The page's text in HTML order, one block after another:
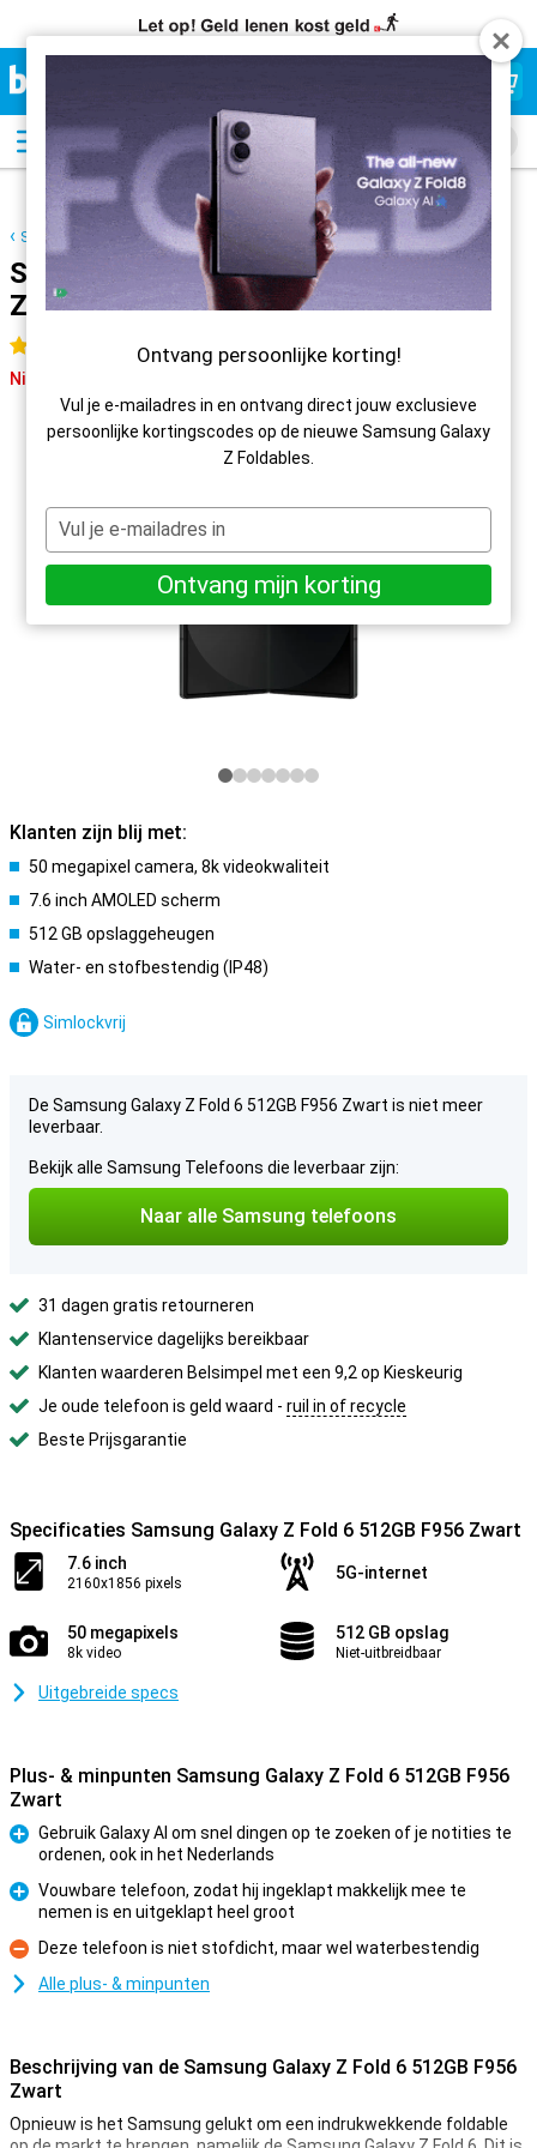
Beste Prijsgarantie
Samsung Galaxy Z Fold 6
Samsung Galaxy Z Fold 6 512GB F956
Zwart
4.5 sterren 8,9 Geweldig
Niet meer leverbaar
Klanten zijn blij met:
50 megapixel camera, 8k videokwaliteit
7.6 inch AMOLED scherm
512 GB opslaggeheugen
Water- en stofbestendig (IP48)
Simlockvrij
De Samsung Galaxy Z Fold 6 512GB F956 Zwart is niet meer
leverbaar.
Bekijk alle Samsung Telefoons die leverbaar zijn:
Naar alle Samsung telefoons
31 dagen gratis retourneren
Klantenservice dagelijks bereikbaar
Klanten waarderen Belsimpel met een 9,2 op Kieskeurig
Je oude telefoon is geld waard - ruil in of recycle
Beste Prijsgarantie
Specificaties Samsung Galaxy Z Fold 6 512GB F956 Zwart
7.6 inch
2160x1856 pixels
5G-internet
50 megapixels
8k video
512 GB opslag
Niet-uitbreidbaar
Uitgebreide specs
Plus- & minpunten Samsung Galaxy Z Fold 6 512GB F956
Zwart
Pluspunt
Gebruik Galaxy AI om snel dingen op te zoeken of je notities te
ordenen, ook in het Nederlands
Pluspunt
Vouwbare telefoon, zodat hij ingeklapt makkelijk mee te
nemen is en uitgeklapt heel groot
Minpunt
Deze telefoon is niet stofdicht, maar wel waterbestendig
Alle plus- & minpunten
Beschrijving van de Samsung Galaxy Z Fold 6 512GB F956
Zwart
Opnieuw is het Samsung gelukt om een indrukwekkende foldable
Ontvang persoonlijke korting!
Vul je e-mailadres in en ontvang direct jouw exclusieve
persoonlijke kortingscodes op de nieuwe Samsung Galaxy
Z Foldables.
Jouw
e-
mailadres
Ontvang mijn korting